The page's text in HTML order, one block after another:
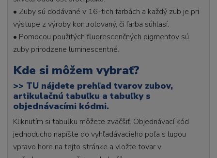
• Zuby sú dodávané v 16-tich farbách a každý zub je pri
výstupe z výroby kontrolovaný, či farba súhlasí.
• Pomocou použitých fluorescenčných pigmentov sú
zuby prirodzene luminescentné.
Kde si môžem vybrať?
>> TU nájdete prehľad tvarov zubov,
artikulačnú tabuľku a tabuľky s
objednávacími kódmi.
Kliknutím si tabuľku môžete zväčšiť. Objednávací kód
jednoducho napíšte do vyhľadávacieho poľa s lupou
vpravo hore na tejto stránke a vložte tovar v